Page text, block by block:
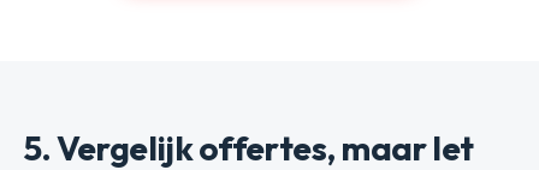
5. Vergelijk offertes, maar let